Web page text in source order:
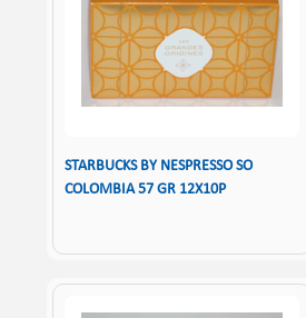
STARBUCKS BY NESPRESSO SO
COLOMBIA 57 GR 12X10P